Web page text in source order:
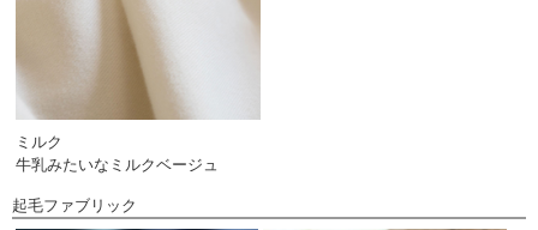
ミルク
牛乳みたいなミルクベージュ
起毛ファブリック